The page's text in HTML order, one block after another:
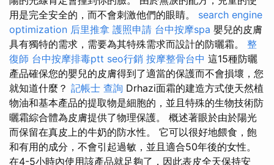
用是完全安全的，而不會刺激他們的眼睛。 search engine
optimization 后里推拿 護照申請 台中按摩spa 嬰兒的皮膚
具有獨特的需求，需要為其特殊需求而設計的防曬霜。 整
復師 台中按摩排毒ptt seo行銷 按摩整骨台中 這15種防曬
產品確保您的嬰兒的皮膚得到了適當的保護而不會損壞，您
就知道什麼？ 記帳士 查詢 Drhazi面霜的建造方式使天然植
物油和基本產品的提取物是細胞的，並且特殊的生物技術防
曬霜綜合體為皮膚提供了物理保護。 概述著眼於由於陽光
而保留在真皮上的牛奶的防水性。 它可以很好地餵食，飽
和有用的成分，不會引起過敏，並且適合50年後的女性。
在4-5小時內使用該產品就足夠了，因此表皮全天保持安